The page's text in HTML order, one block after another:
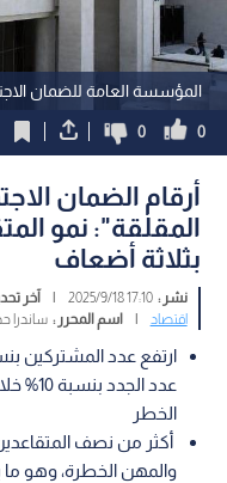
المؤسسة العامة للضمان
0
0
أرقام الضمان
المقلقة": نمو
بثلاثة أضعاف
نشر :17:10 2025/9/18
| آخر
اقتصاد
| اسم المحرر :ساندرا
عدد
الخطر
والمهن الخطرة، وهو ما